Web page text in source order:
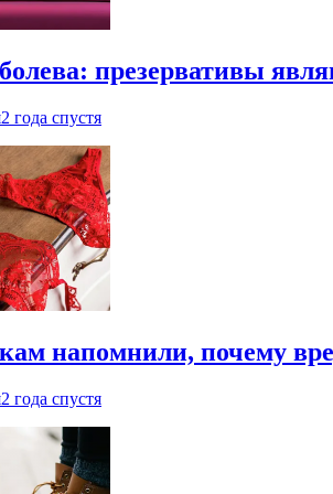
презервативы
2 года спустя
напомнили, почему
2 года спустя